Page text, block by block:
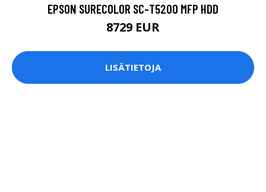
EPSON SURECOLOR SC-T5200 MFP HDD
8729 EUR
LISÄTIETOJA